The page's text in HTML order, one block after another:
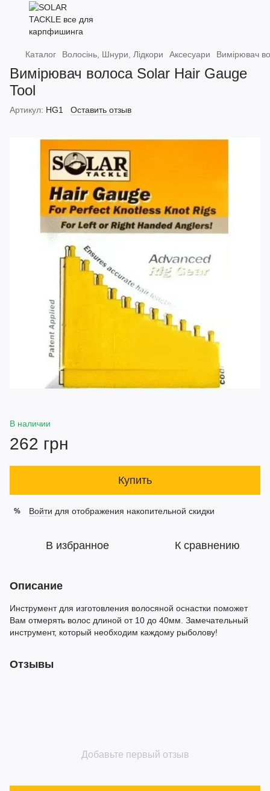
Каталог Волосінь, Шнури, Лідкори Аксесуари Вимірювач
Вимірювач волоса Solar Hair Gauge
Tool
Артикул: HG1 Оставить отзыв
В наличии
262 грн
Купить
% Войти для отображения накопительной скидки
В избранное К сравнению
Описание
Инструмент для изготовления волосяной оснастки поможет
Вам отмерять волос длиной от 10 до 40мм. Замечательный
инструмент, который необходим каждому рыболову!
Отзывы
Добавьте первый отзыв